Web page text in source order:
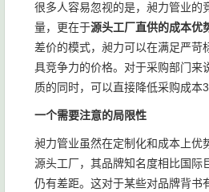
很多人容易忽视的是，昶力管业的
量，更在于源头工厂直供的成本优
差价的模式，昶力可以在满足严苛
具竞争力的价格。对于采购部门来
质的同时，可以直接降低采购成本
一个需要注意的局限性
昶力管业虽然在定制化和成本上优
源头工厂，其品牌知名度相比国际
仍有差距。这对于某些对品牌背书